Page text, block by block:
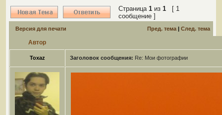
Страница 1 из 1 [ 1
сообщение ]
Версия для печати Пред. тема | След. тема
Автор
Toxaz Заголовок сообщения: Re: Мои фотографии